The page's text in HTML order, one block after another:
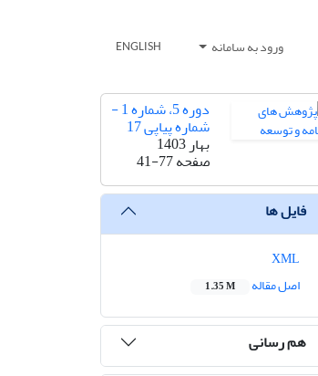
ورود به سامانه ENGLISH
دوره 5، شماره 1 -
شماره پیاپی 17
بهار 1403
صفحه41-77
فایل ها
اصل مقاله
1.35 M
هم رسانی